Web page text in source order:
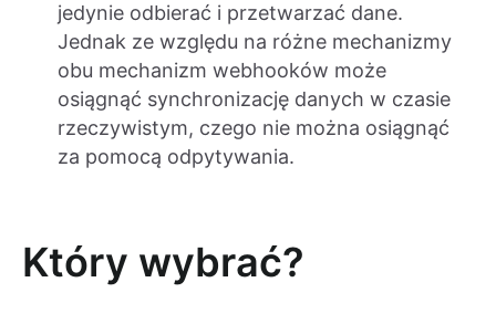
jedynie odbierać i przetwarzać dane.
Jednak ze względu na różne mechanizmy
obu mechanizm webhooków może
osiągnąć synchronizację danych w czasie
rzeczywistym, czego nie można osiągnąć
za pomocą odpytywania.
Który wybrać?